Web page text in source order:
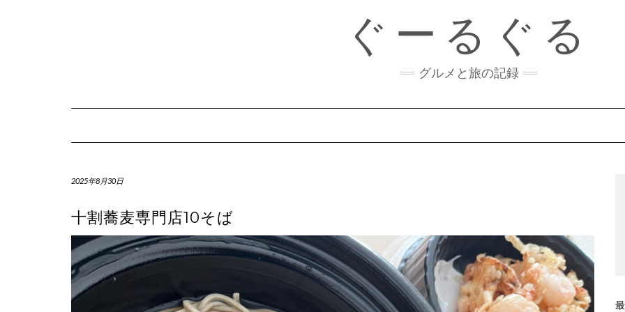
ぐーるぐる
グルメと旅の記録
2025年8月30日
十割蕎麦専門店10そば